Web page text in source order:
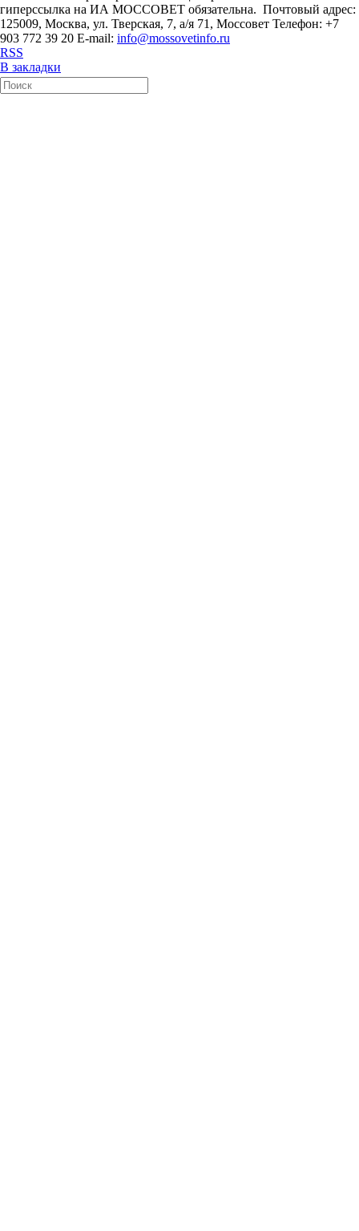
гиперссылка на ИА МОССОВЕТ обязательна. Почтовый адрес:
125009, Москва, ул. Тверская, 7, а/я 71, Моссовет Телефон: +7
903 772 39 20 E-mail: info@mossovetinfo.ru
RSS
В закладки